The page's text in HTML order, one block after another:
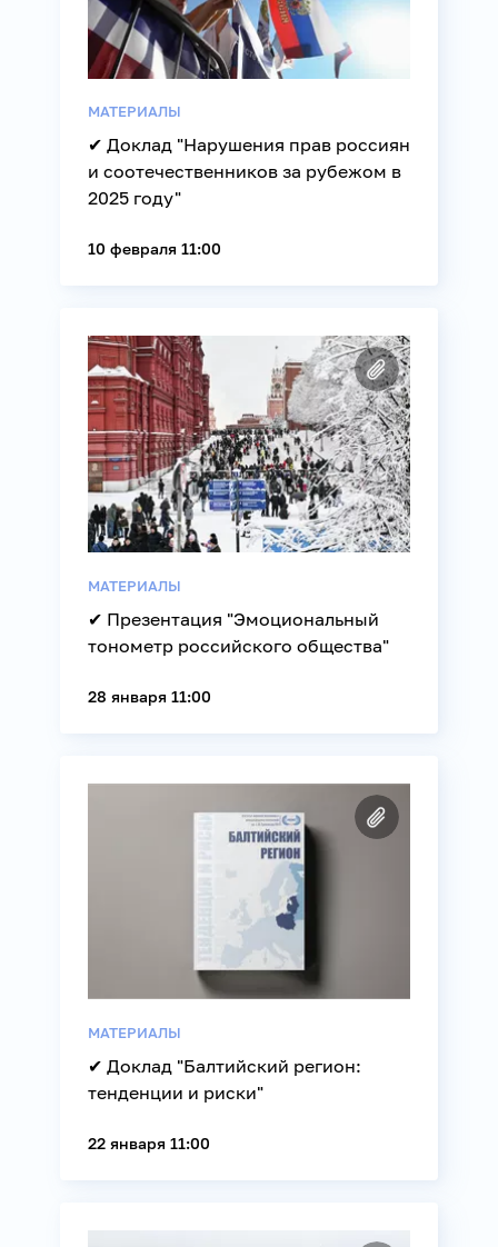
МАТЕРИАЛЫ
✔ Доклад "Нарушения прав россиян
и соотечественников за рубежом в
2025 году"
10 февраля 11:00
МАТЕРИАЛЫ
✔ Презентация "Эмоциональный
тонометр российского общества"
28 января 11:00
МАТЕРИАЛЫ
✔ Доклад "Балтийский регион:
тенденции и риски"
22 января 11:00